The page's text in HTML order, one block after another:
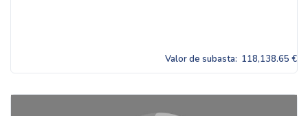
Valor de subasta: 118,138.65 €